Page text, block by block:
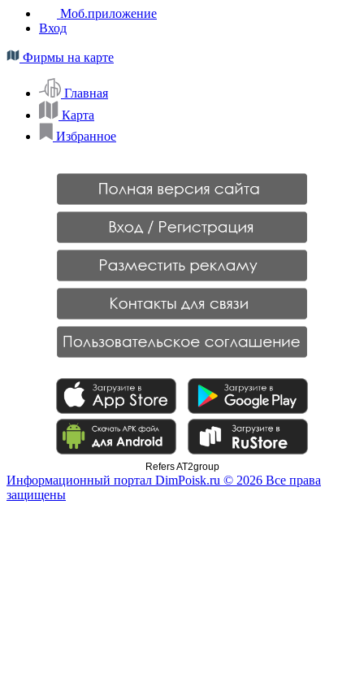
Моб.приложение
Вход
Фирмы на карте
Главная
Карта
Избранное
Refers AT2group
Информационный портал DimPoisk.ru © 2026 Все права
защищены